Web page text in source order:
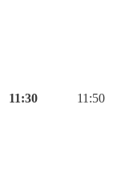
11:30 11:50